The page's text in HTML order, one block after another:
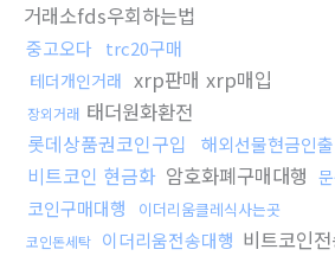
거래소fds우회하는법
중고오다 trc20구매
테더개인거래 xrp판매 xrp매입
장외거래 태더원화환전
롯데상품권코인구입
해외선물현금인출
비트코인 현금화 암호화폐구매대행
코인구매대행 이더리움클레식사는곳
코인돈세탁 이더리움전송대행 비트코인